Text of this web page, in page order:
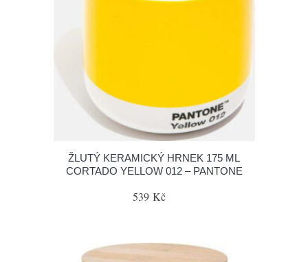
ŽLUTÝ KERAMICKÝ HRNEK 175 ML
CORTADO YELLOW 012 – PANTONE
539 Kč